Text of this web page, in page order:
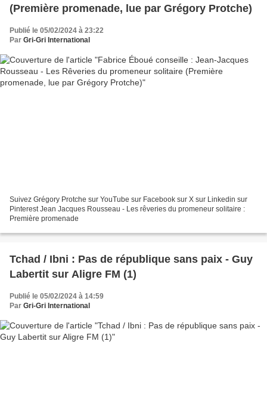
(Première promenade, lue par Grégory Protche)
Publié le 05/02/2024 à 23:22
Par Gri-Gri International
Suivez Grégory Protche sur YouTube sur Facebook sur X sur Linkedin sur
Pinterest Jean Jacques Rousseau - Les rêveries du promeneur solitaire :
Première promenade
Tchad / Ibni : Pas de république sans paix - Guy
Labertit sur Aligre FM (1)
Publié le 05/02/2024 à 14:59
Par Gri-Gri International